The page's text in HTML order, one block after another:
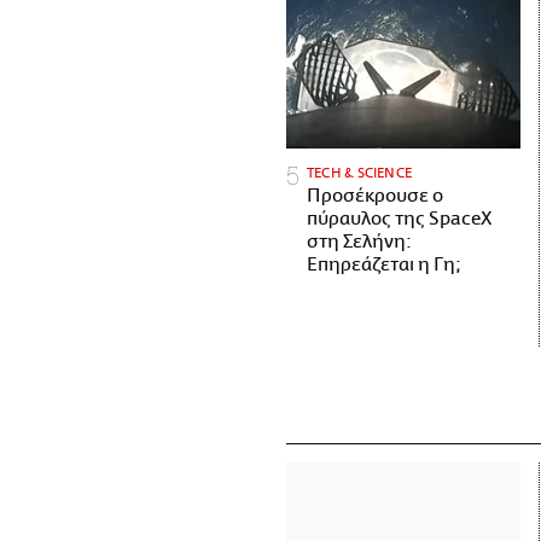
ΤECH & SCIENCE
Προσέκρουσε ο
πύραυλος της SpaceX
στη Σελήνη:
Επηρεάζεται η Γη;